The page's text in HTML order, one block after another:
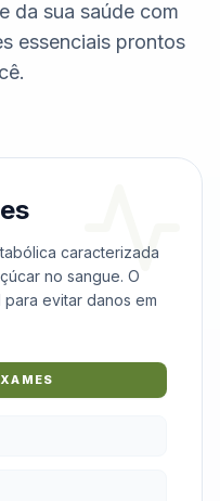
da sua saúde com
essenciais prontos
caracterizada
no sangue. O
evitar danos em